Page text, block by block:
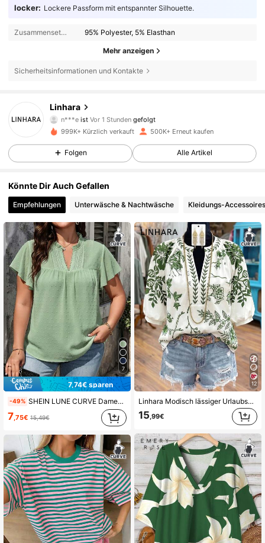
locker: Lockere Passform mit entspannter Silhouette.
Zusammensetzung: 95% Polyester, 5% Elasthan
Mehr anzeigen
Sicherheitsinformationen und Kontakte
Linhara
n***eist
m***4ist am Durchsuchen
4,79
157K Follower
4,79 157K Follower
4,79 157K Follower
4,79 157K Follower
4,79 157K Follower
4,79 157K Follower
157K Follower
4,79 157K Follower
4,79 157K Follower
999K+ Kürzlich verkauft 500K+ Erneut kaufen
Folgen Alle Artikel
Könnte Dir Auch Gefallen
Empfehlungen Unterwäsche & Nachtwäsche Kleidungs-Accessoires
7
7,74€ sparen
-49% SHEIN LUNE CURVE Damen Lässig Urlaub Einfarbig Cut Out Spitze V-Ausschnitt Kurzarm Bluse, Frühling/Sommer Stil
7 ,75€ 15,49€
12
Linhara Modisch lässiger Urlaubs-Retro-eleganter Pendler 3/4-Arm Blau Blumen Muster Hemd
15 ,99€